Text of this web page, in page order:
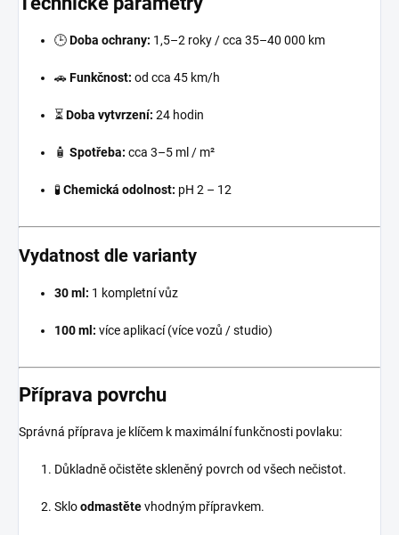
🕒Doba ochrany: 1,5–2 roky / cca 35–40 000 km
🚗Funkčnost: od cca 45 km/h
⏳ Doba vytvrzení: 24 hodin
🧴 Spotřeba: cca 3–5 ml / m²
🧪Chemická odolnost: pH 2 – 12
Vydatnost dle varianty
30 ml: 1 kompletní vůz
100 ml: více aplikací (více vozů / studio)
Příprava povrchu
Správná příprava je klíčem k maximální funkčnosti povlaku:
Důkladně očistěte skleněný povrch od všech nečistot.
Skloodmastětevhodným přípravkem.